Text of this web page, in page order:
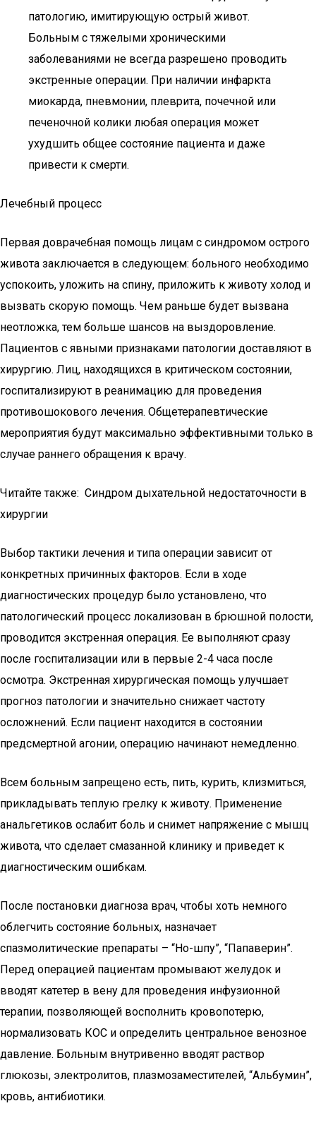
патологию, имитирующую острый живот.
Больным с тяжелыми хроническими
заболеваниями не всегда разрешено проводить
экстренные операции. При наличии инфаркта
миокарда, пневмонии, плеврита, почечной или
печеночной колики любая операция может
ухудшить общее состояние пациента и даже
привести к смерти.
Лечебный процесс
Первая доврачебная помощь лицам с синдромом острого
живота заключается в следующем: больного необходимо
успокоить, уложить на спину, приложить к животу холод и
вызвать скорую помощь. Чем раньше будет вызвана
неотложка, тем больше шансов на выздоровление.
Пациентов с явными признаками патологии доставляют в
хирургию. Лиц, находящихся в критическом состоянии,
госпитализируют в реанимацию для проведения
противошокового лечения. Общетерапевтические
мероприятия будут максимально эффективными только в
случае раннего обращения к врачу.
Читайте также: Синдром дыхательной недостаточности в
хирургии
Выбор тактики лечения и типа операции зависит от
конкретных причинных факторов. Если в ходе
диагностических процедур было установлено, что
патологический процесс локализован в брюшной полости,
проводится экстренная операция. Ее выполняют сразу
после госпитализации или в первые 2-4 часа после
осмотра. Экстренная хирургическая помощь улучшает
прогноз патологии и значительно снижает частоту
осложнений. Если пациент находится в состоянии
предсмертной агонии, операцию начинают немедленно.
Всем больным запрещено есть, пить, курить, клизмиться,
прикладывать теплую грелку к животу. Применение
анальгетиков ослабит боль и снимет напряжение с мышц
живота, что сделает смазанной клинику и приведет к
диагностическим ошибкам.
После постановки диагноза врач, чтобы хоть немного
облегчить состояние больных, назначает
спазмолитические препараты – “Но-шпу”, “Папаверин”.
Перед операцией пациентам промывают желудок и
вводят катетер в вену для проведения инфузионной
терапии, позволяющей восполнить кровопотерю,
нормализовать КОС и определить центральное венозное
давление. Больным внутривенно вводят раствор
глюкозы, электролитов, плазмозаместителей, “Альбумин”,
кровь, антибиотики.